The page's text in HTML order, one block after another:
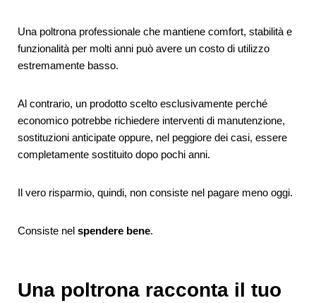
Una poltrona professionale che mantiene comfort, stabilità e
funzionalità per molti anni può avere un costo di utilizzo
estremamente basso.
Al contrario, un prodotto scelto esclusivamente perché
economico potrebbe richiedere interventi di manutenzione,
sostituzioni anticipate oppure, nel peggiore dei casi, essere
completamente sostituito dopo pochi anni.
Il vero risparmio, quindi, non consiste nel pagare meno oggi.
Consiste nel spendere bene.
Una poltrona racconta il tuo